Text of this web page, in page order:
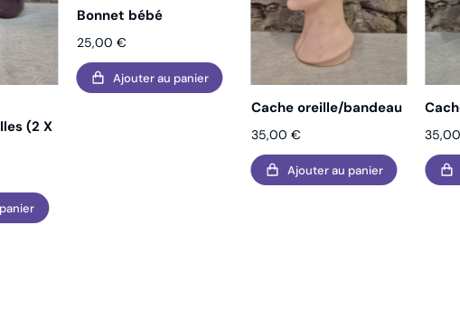
(2 X
Bonnet bébé
25,00 €
Ajouter au panier
Cache oreille/bandeau
35,00 €
Ajouter au panier